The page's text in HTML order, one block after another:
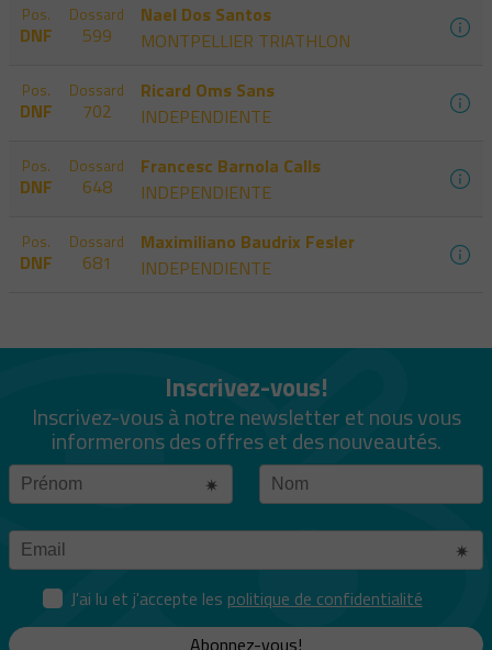
Pos.
DNF
Dossard
599
Nael Dos Santos
MONTPELLIER TRIATHLON
Pos.
DNF
Dossard
702
Ricard Oms Sans
INDEPENDIENTE
Pos.
DNF
Dossard
648
Francesc Barnola Calls
INDEPENDIENTE
Pos.
DNF
Dossard
681
Maximiliano Baudrix Fesler
INDEPENDIENTE
Inscrivez-vous!
Inscrivez-vous à notre newsletter et nous vous
informerons des offres et des nouveautés.
J'ai lu et j'accepte les politique de confidentialité
Abonnez-vous!